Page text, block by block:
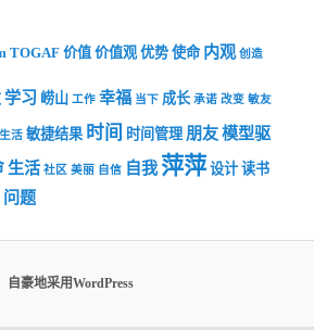
TOGAF 价值 价值观 优势 使命 内观 创造
学习 崂山 工作 幸福 当下 成长 承诺 改变 敏友
活 敏捷结果 时间 时间管理 朋友模型驱
生活 社区 美丽 自信 自我 萍萍 设计 读书
问题
自豪地采用WordPress